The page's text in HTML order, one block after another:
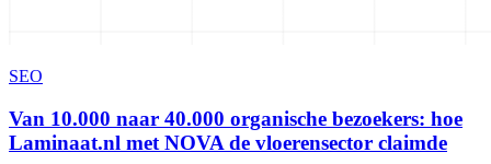
SEO
Van 10.000 naar 40.000 organische bezoekers: hoe
Laminaat.nl met NOVA de vloerensector claimde